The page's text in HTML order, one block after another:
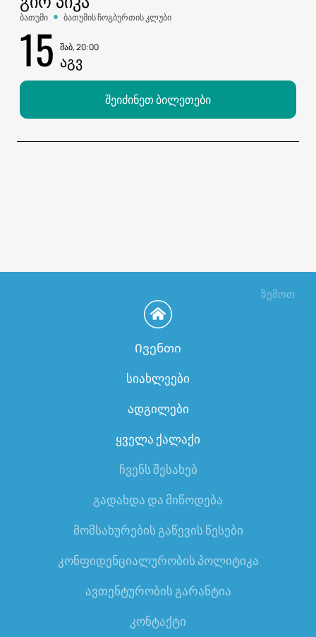
ბათუმი ბათუმის ჩოგბურთის კლუბი
15 შაბ, 20:00
ᲐᲒᲕ
შეიძინეთ ბილეთები
ზემოთ
Ივენთი
სიახლეები
ადგილები
ყველა ქალაქი
ჩვენს შესახებ
გადახდა და მიწოდება
მომსახურების გაწევის წესები
კონფიდენციალურობის პოლიტიკა
ავთენტურობის გარანტია
კონტაქტი